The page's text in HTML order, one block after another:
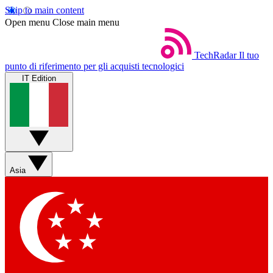
Skip to main content
Open menu Close main menu
TechRadar Il tuo
punto di riferimento per gli acquisti tecnologici
IT Edition
Asia